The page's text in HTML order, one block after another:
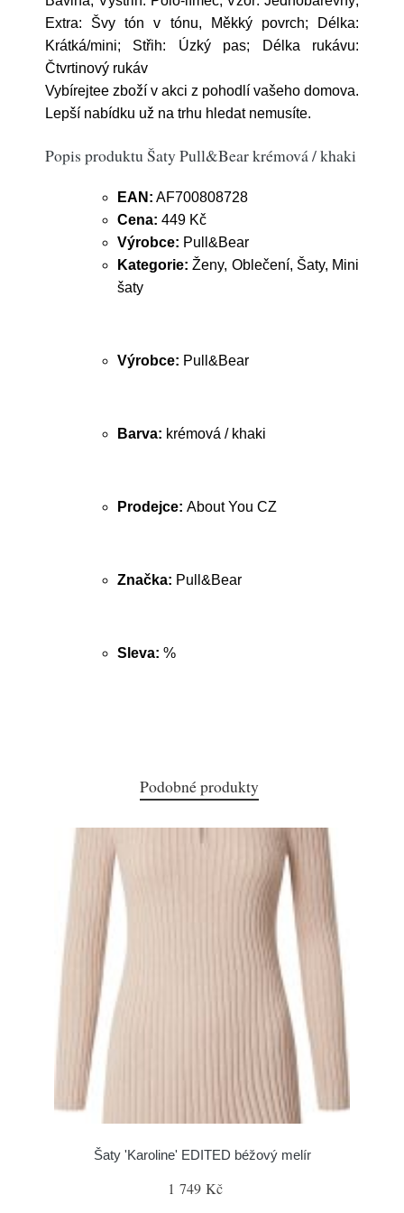
Extra: Švy tón v tónu, Měkký povrch; Délka:
Krátká/mini; Střih: Úzký pas; Délka rukávu:
Čtvrtinový rukáv
Vybírejtee zboží v akci z pohodlí vašeho domova.
Lepší nabídku už na trhu hledat nemusíte.
Popis produktu Šaty Pull&Bear krémová / khaki
EAN: AF700808728
Cena: 449 Kč
Výrobce: Pull&Bear
Kategorie: Ženy, Oblečení, Šaty, Mini
šaty
Výrobce: Pull&Bear
Barva: krémová / khaki
Prodejce: About You CZ
Značka: Pull&Bear
Sleva: %
Podobné produkty
Šaty 'Karoline' EDITED béžový melír
1 749 Kč